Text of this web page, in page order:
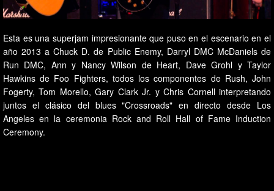
Esta es una superjam impresionante que puso en el escenario en el
año 2013 a Chuck D. de Public Enemy, Darryl DMC McDaniels de
Run DMC, Ann y Nancy Wilson de Heart, Dave Grohl y Taylor
Hawkins de Foo Fighters, todos los componentes de Rush, John
Fogerty, Tom Morello, Gary Clark Jr. y Chris Cornell interpretando
juntos el clásico del blues "Crossroads" en directo desde Los
Angeles en la ceremonia Rock and Roll Hall of Fame Induction
Ceremony.